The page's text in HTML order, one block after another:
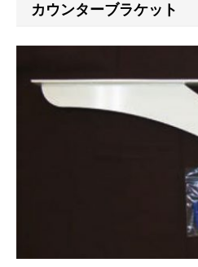
カウンターブラケット